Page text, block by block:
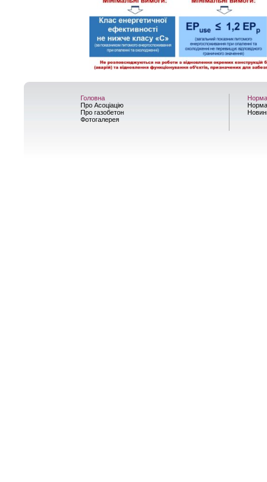
Головна
Про Асоціацію
Про газобетон
Фотогалерея